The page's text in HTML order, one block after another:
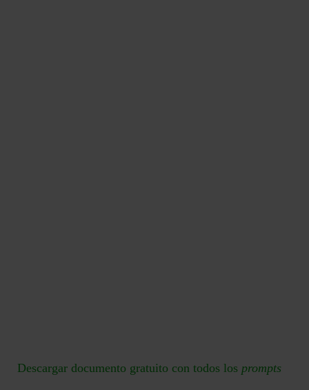
Descargar documento gratuito con todos los prompts